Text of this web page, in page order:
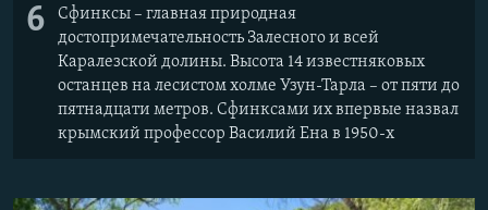
6
Сфинксы – главная природная
достопримечательность Залесного и всей
Каралезской долины. Высота 14 известняковых
останцев на лесистом холме Узун-Тарла – от пяти до
пятнадцати метров. Сфинксами их впервые назвал
крымский профессор Василий Ена в 1950-х